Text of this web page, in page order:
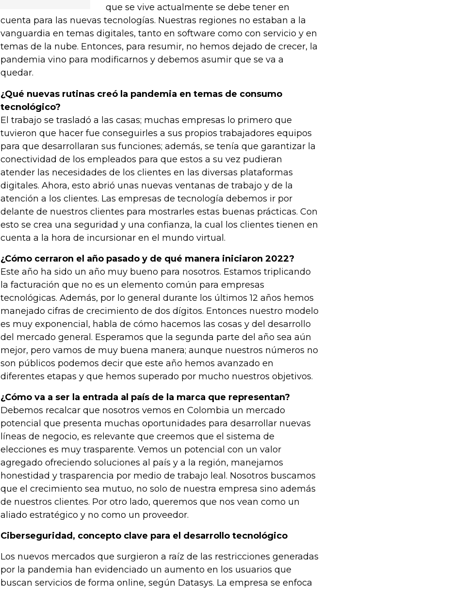
que se vive actualmente se debe tener en
cuenta para las nuevas tecnologías. Nuestras regiones no estaban a la
vanguardia en temas digitales, tanto en software como con servicio y en
temas de la nube. Entonces, para resumir, no hemos dejado de crecer, la
pandemia vino para modificarnos y debemos asumir que se va a
quedar.
¿Qué nuevas rutinas creó la pandemia en temas de consumo
tecnológico?
El trabajo se trasladó a las casas; muchas empresas lo primero que
tuvieron que hacer fue conseguirles a sus propios trabajadores equipos
para que desarrollaran sus funciones; además, se tenía que garantizar la
conectividad de los empleados para que estos a su vez pudieran
atender las necesidades de los clientes en las diversas plataformas
digitales. Ahora, esto abrió unas nuevas ventanas de trabajo y de la
atención a los clientes. Las empresas de tecnología debemos ir por
delante de nuestros clientes para mostrarles estas buenas prácticas. Con
esto se crea una seguridad y una confianza, la cual los clientes tienen en
cuenta a la hora de incursionar en el mundo virtual.
¿Cómo cerraron el año pasado y de qué manera iniciaron 2022?
Este año ha sido un año muy bueno para nosotros. Estamos triplicando
la facturación que no es un elemento común para empresas
tecnológicas. Además, por lo general durante los últimos 12 años hemos
manejado cifras de crecimiento de dos dígitos. Entonces nuestro modelo
es muy exponencial, habla de cómo hacemos las cosas y del desarrollo
del mercado general. Esperamos que la segunda parte del año sea aún
mejor, pero vamos de muy buena manera; aunque nuestros números no
son públicos podemos decir que este año hemos avanzado en
diferentes etapas y que hemos superado por mucho nuestros objetivos.
¿Cómo va a ser la entrada al país de la marca que representan?
Debemos recalcar que nosotros vemos en Colombia un mercado
potencial que presenta muchas oportunidades para desarrollar nuevas
líneas de negocio, es relevante que creemos que el sistema de
elecciones es muy trasparente. Vemos un potencial con un valor
agregado ofreciendo soluciones al país y a la región, manejamos
honestidad y trasparencia por medio de trabajo leal. Nosotros buscamos
que el crecimiento sea mutuo, no solo de nuestra empresa sino además
de nuestros clientes. Por otro lado, queremos que nos vean como un
aliado estratégico y no como un proveedor.
Ciberseguridad, concepto clave para el desarrollo tecnológico
Los nuevos mercados que surgieron a raíz de las restricciones generadas
por la pandemia han evidenciado un aumento en los usuarios que
buscan servicios de forma online, según Datasys. La empresa se enfoca